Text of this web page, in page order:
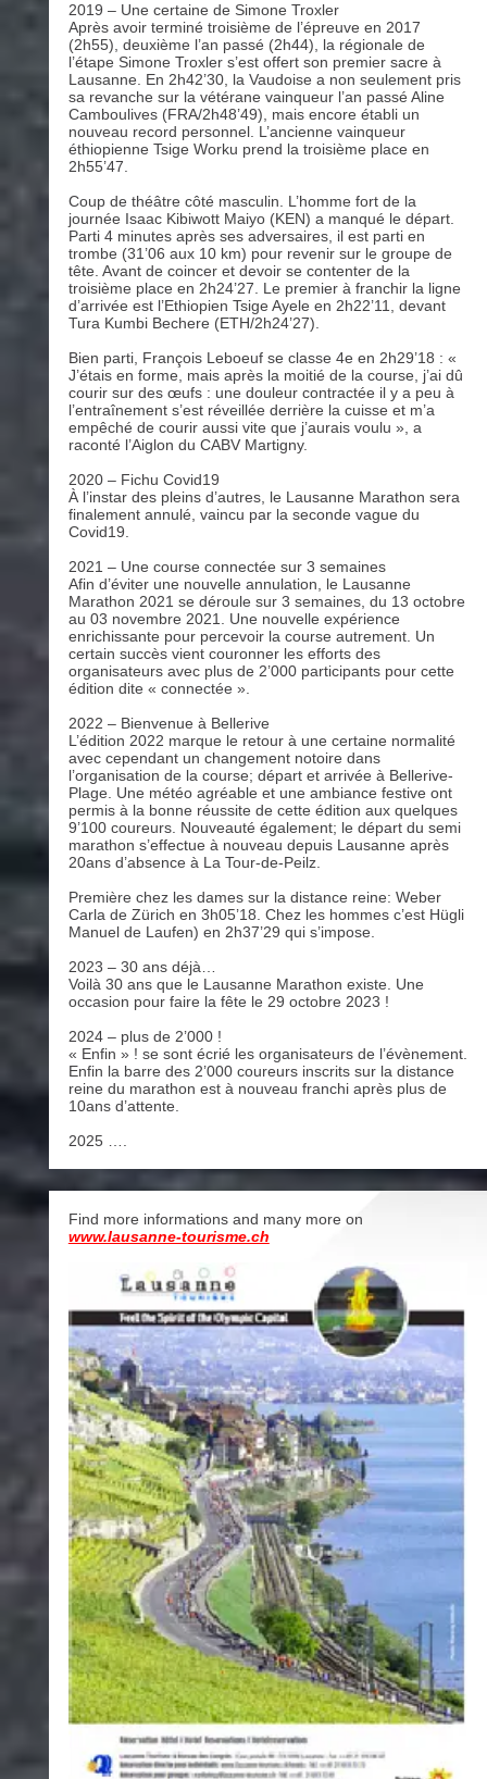
2019 – Une certaine de Simone Troxler
Après avoir terminé troisième de l’épreuve en 2017
(2h55), deuxième l’an passé (2h44), la régionale de
l’étape Simone Troxler s’est offert son premier sacre à
Lausanne. En 2h42’30, la Vaudoise a non seulement pris
sa revanche sur la vétérane vainqueur l’an passé Aline
Camboulives (FRA/2h48’49), mais encore établi un
nouveau record personnel. L’ancienne vainqueur
éthiopienne Tsige Worku prend la troisième place en
2h55’47.
Coup de théâtre côté masculin. L’homme fort de la
journée Isaac Kibiwott Maiyo (KEN) a manqué le départ.
Parti 4 minutes après ses adversaires, il est parti en
trombe (31’06 aux 10 km) pour revenir sur le groupe de
tête. Avant de coincer et devoir se contenter de la
troisième place en 2h24’27. Le premier à franchir la ligne
d’arrivée est l’Ethiopien Tsige Ayele en 2h22’11, devant
Tura Kumbi Bechere (ETH/2h24’27).
Bien parti, François Leboeuf se classe 4e en 2h29’18 : «
J’étais en forme, mais après la moitié de la course, j’ai dû
courir sur des œufs : une douleur contractée il y a peu à
l’entraînement s’est réveillée derrière la cuisse et m’a
empêché de courir aussi vite que j’aurais voulu », a
raconté l’Aiglon du CABV Martigny.
2020 – Fichu Covid19
À l’instar des pleins d’autres, le Lausanne Marathon sera
finalement annulé, vaincu par la seconde vague du
Covid19.
2021 – Une course connectée sur 3 semaines
Afin d’éviter une nouvelle annulation, le Lausanne
Marathon 2021 se déroule sur 3 semaines, du 13 octobre
au 03 novembre 2021. Une nouvelle expérience
enrichissante pour percevoir la course autrement. Un
certain succès vient couronner les efforts des
organisateurs avec plus de 2’000 participants pour cette
édition dite « connectée ».
2022 – Bienvenue à Bellerive
L’édition 2022 marque le retour à une certaine normalité
avec cependant un changement notoire dans
l’organisation de la course; départ et arrivée à Bellerive-
Plage. Une météo agréable et une ambiance festive ont
permis à la bonne réussite de cette édition aux quelques
9’100 coureurs. Nouveauté également; le départ du semi
marathon s’effectue à nouveau depuis Lausanne après
20ans d’absence à La Tour-de-Peilz.
Première chez les dames sur la distance reine: Weber
Carla de Zürich en 3h05’18. Chez les hommes c’est Hügli
Manuel de Laufen) en 2h37’29 qui s’impose.
2023 – 30 ans déjà…
Voilà 30 ans que le Lausanne Marathon existe. Une
occasion pour faire la fête le 29 octobre 2023 !
2024 – plus de 2’000 !
« Enfin » ! se sont écrié les organisateurs de l’évènement.
Enfin la barre des 2’000 coureurs inscrits sur la distance
reine du marathon est à nouveau franchi après plus de
10ans d’attente.
2025 ….
Find more informations and many more on
www.lausanne-tourisme.ch